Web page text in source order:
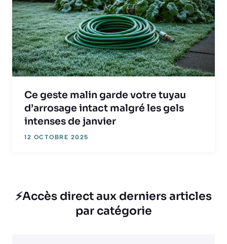
Ce geste malin garde votre tuyau
d’arrosage intact malgré les gels
intenses de janvier
12 OCTOBRE 2025
⚡Accès direct aux derniers articles
par catégorie